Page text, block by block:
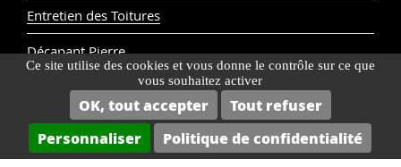
Ce site utilise des cookies et vous donne le contrôle sur ce que
vous souhaitez activer
OK, tout accepter
Tout refuser
Personnaliser
Politique de confidentialité
Entretien des Toitures
Décapant Pierre
Décapant Tomette Terre Cuite
© Cera Roc 2024
Mentions légales
Contacter le service client